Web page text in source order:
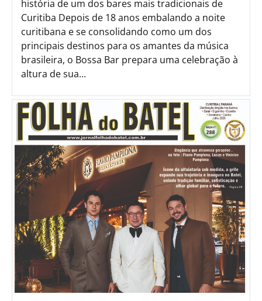
história de um dos bares mais tradicionais de
Curitiba Depois de 18 anos embalando a noite
curitibana e se consolidando como um dos
principais destinos para os amantes da música
brasileira, o Bossa Bar prepara uma celebração à
altura de sua...